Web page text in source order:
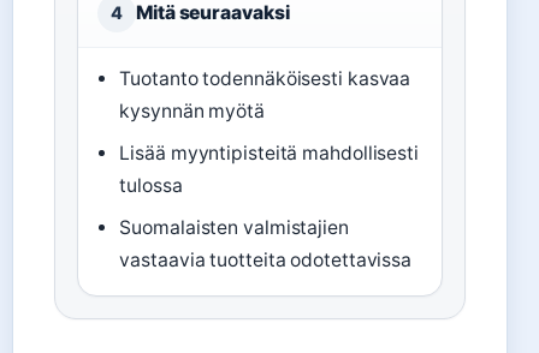
4 Mitä seuraavaksi
Tuotanto todennäköisesti kasvaa
kysynnän myötä
Lisää myyntipisteitä mahdollisesti
tulossa
Suomalaisten valmistajien
vastaavia tuotteita odotettavissa